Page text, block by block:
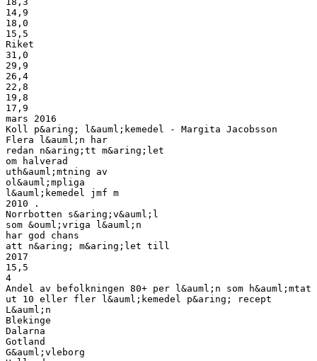
14,9
18,0
15,5
Riket
31,0
29,9
26,4
22,8
19,8
17,9
mars 2016
Koll p&aring; l&auml;kemedel - Margita Jacobsson
Flera l&auml;n har
redan n&aring;tt m&aring;let
om halverad
uth&auml;mtning av
ol&auml;mpliga
l&auml;kemedel jmf m
2010 .
Norrbotten s&aring;v&auml;l
som &ouml;vriga l&auml;n
har god chans
att n&aring; m&aring;let till
2017
15,5
4
Andel av befolkningen 80+ per l&auml;n som h&auml;mtat
ut 10 eller fler l&auml;kemedel p&aring; recept
L&auml;n
Blekinge
Dalarna
Gotland
G&auml;vleborg